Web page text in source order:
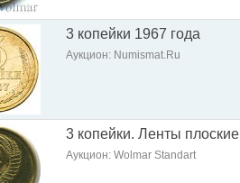
3 копейки 1967 года
Аукцион: Numismat.Ru
3 копейки. Ленты плоские
Аукцион: Wolmar Standart